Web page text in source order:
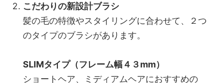
こだわりの新設計ブラシ
髪の毛の特徴やスタイリングに合わせて、２つ
のタイプのブラシがあります。
SLIMタイプ（フレーム幅４３mm）
ショートヘア、ミディアムヘアにおすすめの